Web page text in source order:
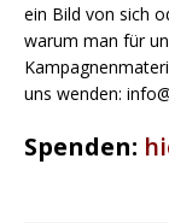
ein Bild von sich
warum man für
uns wenden:
Spenden: